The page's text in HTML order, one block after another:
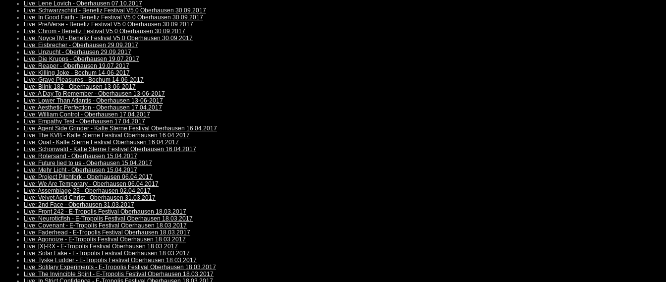
Live: Lene Lovich - Oberhausen 07.10.2017
Live: Schwarzschild - Benefiz Festival V5.0 Oberhausen 30.09.2017
Live: In Good Faith - Benefiz Festival V5.0 Oberhausen 30.09.2017
Live: Pre/Verse - Benefiz Festival V5.0 Oberhausen 30.09.2017
Live: Chrom - Benefiz Festival V5.0 Oberhausen 30.09.2017
Live: NoyceTM - Benefiz Festival V5.0 Oberhausen 30.09.2017
Live: Eisbrecher - Oberhausen 29.09.2017
Live: Unzucht - Oberhausen 29.09.2017
Live: Die Krupps - Oberhausen 19.07.2017
Live: Reaper - Oberhausen 19.07.2017
Live: Killing Joke - Bochum 14-06-2017
Live: Grave Pleasures - Bochum 14-06-2017
Live: Blink-182 - Oberhausen 13-06-2017
Live: A Day To Remember - Oberhausen 13-06-2017
Live: Lower Than Atlantis - Oberhausen 13-06-2017
Live: Aesthetic Perfection - Oberhausen 17.04.2017
Live: William Control - Oberhausen 17.04.2017
Live: Empathy Test - Oberhausen 17.04.2017
Live: Agent Side Grinder - Kalte Sterne Festival Oberhausen 16.04.2017
Live: The KVB - Kalte Sterne Festival Oberhausen 16.04.2017
Live: Qual - Kalte Sterne Festival Oberhausen 16.04.2017
Live: Schonwald - Kalte Sterne Festival Oberhausen 16.04.2017
Live: Rotersand - Oberhausen 15.04.2017
Live: Future lied to us - Oberhausen 15.04.2017
Live: Mehr Licht - Oberhausen 15.04.2017
Live: Project Pitchfork - Oberhausen 06.04.2017
Live: We Are Temporary - Oberhausen 06.04.2017
Live: Assemblage 23 - Oberhausen 02.04.2017
Live: Velvet Acid Christ - Oberhausen 31.03.2017
Live: 2nd Face - Oberhausen 31.03.2017
Live: Front 242 - E-Tropolis Festival Oberhausen 18.03.2017
Live: Neuroticfish - E-Tropolis Festival Oberhausen 18.03.2017
Live: Covenant - E-Tropolis Festival Oberhausen 18.03.2017
Live: Faderhead - E-Tropolis Festival Oberhausen 18.03.2017
Live: Agonoize - E-Tropolis Festival Oberhausen 18.03.2017
Live: [X]-RX - E-Tropolis Festival Oberhausen 18.03.2017
Live: Solar Fake - E-Tropolis Festival Oberhausen 18.03.2017
Live: Tyske Ludder - E-Tropolis Festival Oberhausen 18.03.2017
Live: Solitary Experiments - E-Tropolis Festival Oberhausen 18.03.2017
Live: The Invincible Spirit - E-Tropolis Festival Oberhausen 18.03.2017